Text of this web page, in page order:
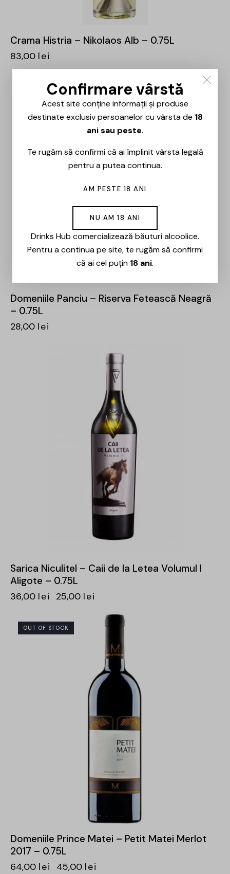
Crama Histria – Nikolaos Alb – 0.75L
83,00 lei
Domeniile Panciu – Riserva Fetească Neagră
– 0.75L
28,00 lei
Sarica Niculitel – Caii de la Letea Volumul I
Aligote – 0.75L
36,00 lei 25,00 lei
OUT OF STOCK
Domeniile Prince Matei – Petit Matei Merlot
2017 – 0.75L
64,00 lei 45,00 lei
Confirmare vârstă
Acest site conține informații și produse
destinate exclusiv persoanelor cu vârsta de 18
ani sau peste.
Te rugăm să confirmi că ai împlinit vârsta legală
pentru a putea continua.
AM PESTE 18 ANI
NU AM 18 ANI
Drinks Hub comercializează băuturi alcoolice.
Pentru a continua pe site, te rugăm să confirmi
că ai cel puțin 18 ani.